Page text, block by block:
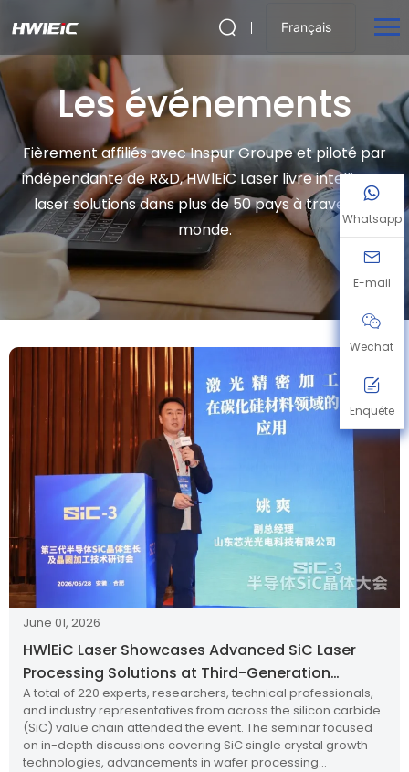
Français
Les événements
Fièrement affiliés avec Inspur Groupe et piloté par
indépendante de R&D, HWlEiC Laser livre intelligent
laser solutions dans plus de 50 pays à travers le
monde.
June 01, 2026
HWlEiC Laser Showcases Advanced SiC Laser
Processing Solutions at Third-Generation
Semiconductor Technology Seminar
A total of 220 experts, researchers, technical professionals,
and industry representatives from across the silicon carbide
(SiC) value chain attended the event. The seminar focused
on in-depth discussions covering SiC single crystal growth
technologies, advancements in wafer processing
Whatsapp
E-mail
Wechat
Enquête